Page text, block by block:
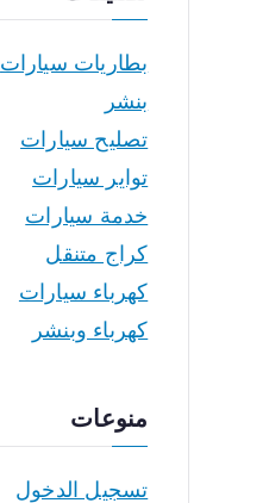
بطاريات سيارات
بنشر
تصليح سيارات
تواير سيارات
خدمة سيارات
كراج متنقل
كهرباء سيارات
كهرباء وبنشر
منوعات
تسجيل الدخول